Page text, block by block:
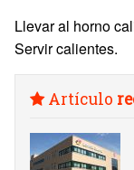
Llevar al horno
Servir calientes.
Artículo